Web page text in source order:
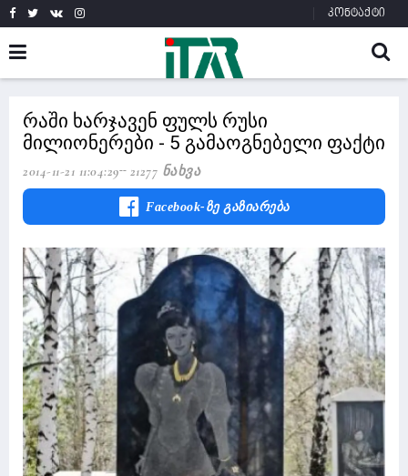
კონტაქტი
რაში ხარჯავენ ფულს რუსი
მილიონერები - 5 გამაოგნებელი ფაქტი
2014-11-21 11:04:29 21277 Ნახვა
Facebook-Ზე Გაზიარება